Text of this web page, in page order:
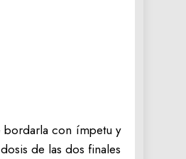
bordarla con ímpetu y
de las dos finales